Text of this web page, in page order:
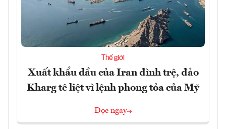
Thế giới
Xuất khẩu dầu của Iran đình trệ, đảo
Kharg tê liệt vì lệnh phong tỏa của Mỹ
Đọc ngay